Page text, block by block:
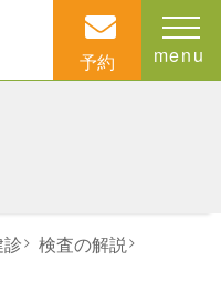
予約 menu
> 検査の解説>